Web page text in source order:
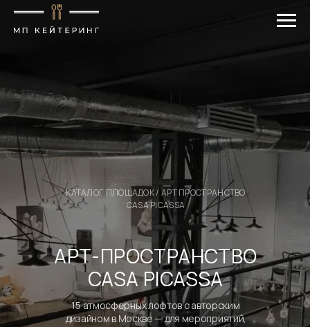
АРТ-ПРОСТРАНСТВО
CASA PICASSA
15 атмосферных лофтов с авторским
дизайном в Москве — для мероприятий,
КАТАЛОГ ПЛОЩАДОК/ АРТ ПРОСТРАНСТВО
CASA PICASSA